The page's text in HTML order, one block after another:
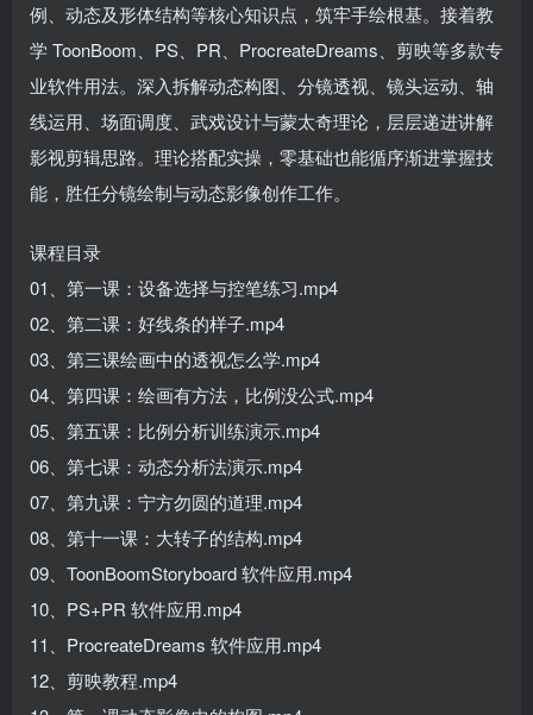
例、动态及形体结构等核心知识点，筑牢手绘根基。接着教
学 ToonBoom、PS、PR、ProcreateDreams、剪映等多款专
业软件用法。深入拆解动态构图、分镜透视、镜头运动、轴
线运用、场面调度、武戏设计与蒙太奇理论，层层递进讲解
影视剪辑思路。理论搭配实操，零基础也能循序渐进掌握技
能，胜任分镜绘制与动态影像创作工作。
课程目录
01、第一课：设备选择与控笔练习.mp4
02、第二课：好线条的样子.mp4
03、第三课绘画中的透视怎么学.mp4
04、第四课：绘画有方法，比例没公式.mp4
05、第五课：比例分析训练演示.mp4
06、第七课：动态分析法演示.mp4
07、第九课：宁方勿圆的道理.mp4
08、第十一课：大转子的结构.mp4
09、ToonBoomStoryboard 软件应用.mp4
10、PS+PR 软件应用.mp4
11、ProcreateDreams 软件应用.mp4
12、剪映教程.mp4